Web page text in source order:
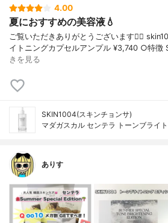
4.00
夏におすすめの美容液💧
ご覧いただきありがとうございます🙂‍↕️
イトニングカプセルアンプル ¥3,740 ○特徴
きを見る
SKIN1004(スキンチョンサ)
マダガスカル センテラ トーンブライ
ありす